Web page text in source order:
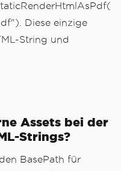
Diese einzige
String und
Assets bei der
Strings?
BasePath für